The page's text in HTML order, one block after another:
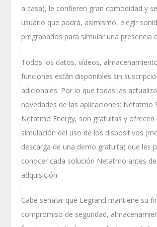
a casa), le confieren gran comodidad y
usuario que podrá, asimismo, elegir
pregrabados para simular una presencia
Todos los datos, vídeos,
funciones están disponibles sin
adicionales. Por lo que todas las
novedades de las aplicaciones: Netatmo
Netatmo Energy, son gratuitas y ofrecen
simulación del uso de los dispositivos
descarga de una demo gratuita) que les
conocer cada solución Netatmo antes
adquisición.
Cabe señalar que Legrand mantiene su
compromiso de seguridad,